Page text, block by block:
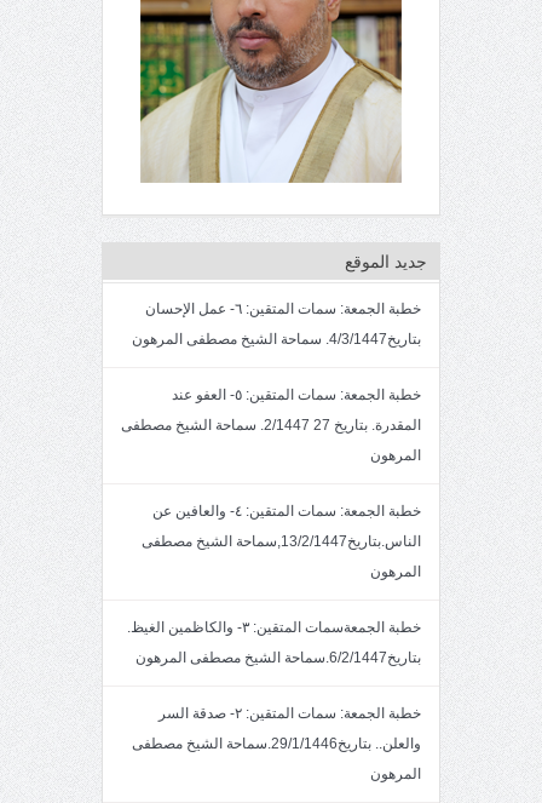
جديد الموقع
خطبة الجمعة: سمات المتقين: ٦- عمل الإحسان
بتاريخ4/3/1447. سماحة الشيخ مصطفى المرهون
خطبة الجمعة: سمات المتقين: ٥- العفو عند
المقدرة. بتاريخ 27 2/1447. سماحة الشيخ مصطفى
المرهون
خطبة الجمعة: سمات المتقين: ٤- والعافين عن
الناس.بتاريخ13/2/1447,سماحة الشيخ مصطفى
المرهون
خطبة الجمعةسمات المتقين: ٣- والكاظمين الغيظ.
بتاريخ6/2/1447.سماحة الشيخ مصطفى المرهون
خطبة الجمعة: سمات المتقين: ٢- صدقة السر
والعلن.. بتاريخ29/1/1446.سماحة الشيخ مصطفى
المرهون